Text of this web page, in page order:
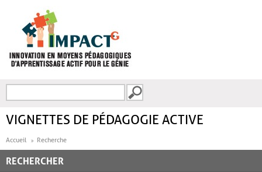
FORMULAIRE DE
VIGNETTES DE PÉDAGOGIE ACTIVE
Accueil Recherche
RECHERCHER